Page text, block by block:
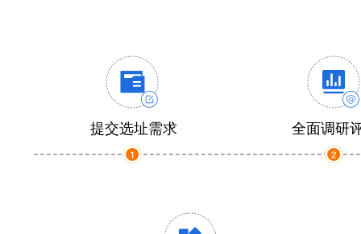
提交选址需求 全面调研